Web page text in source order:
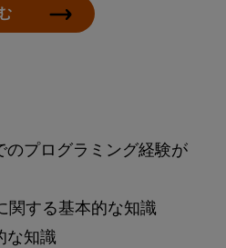
のプログラミング経験が
関する基本的な知識
な知識